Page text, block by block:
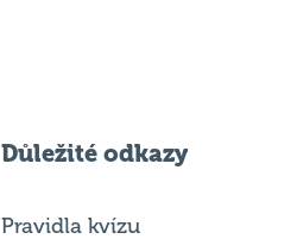
Důležité odkazy
Pravidla kvízu